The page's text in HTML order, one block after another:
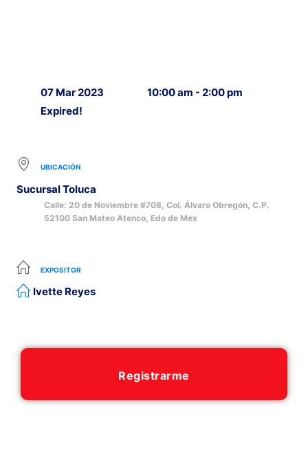
07 Mar 2023
Expired!
10:00 am - 2:00 pm
UBICACIÓN
Sucursal Toluca
Calle: 20 de Noviembre #708, Col. Álvaro Obregón, C.P.
52100 San Mateo Atenco, Edo de Mex
EXPOSITOR
Ivette Reyes
Registrarme